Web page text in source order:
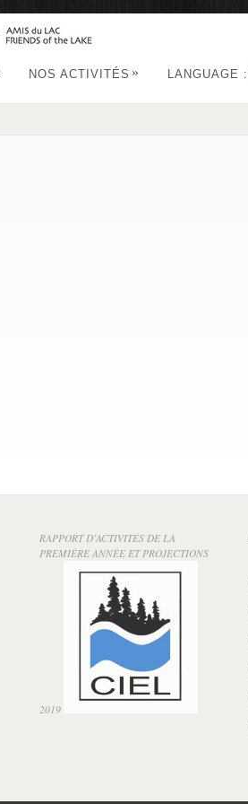
NOS ACTIVITÉS » LANGUAGE :
RAPPORT D’ACTIVITÉS DE LA
PREMIÈRE ANNÉE ET PROJECTIONS
2019